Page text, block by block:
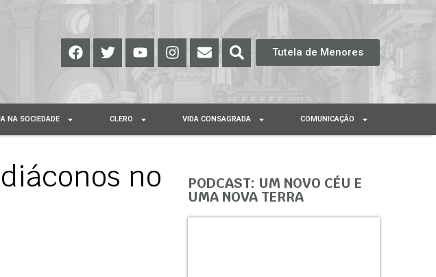
Tutela de Menores
NA SOCIEDADE CLERO VIDA CONSAGRADA COMUNICAÇÃO
no PODCAST: UM NOVO CÉU E
UMA NOVA TERRA